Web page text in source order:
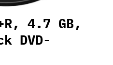
4.7 GB,
DVD-